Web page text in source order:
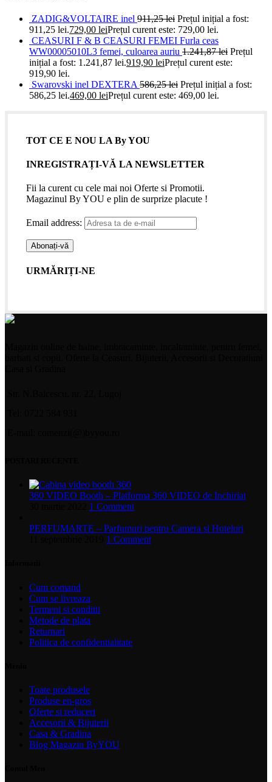
ZADIG&VOLTAIRE inel 911,25lei Prețul inițial a fost:
911,25 lei.729,00 leiPrețul curent este: 729,00 lei.
CEASURI F & B CEASURI FEMEI Furla ceas
WW00005010L3 femei, culoarea auriu 1.241,87lei Prețul
inițial a fost: 1.241,87 lei.919,90 leiPrețul curent este:
919,90 lei.
Swarovski inel DEXTERA 586,25lei Prețul inițial a fost:
586,25 lei.469,00 leiPrețul curent este: 469,00 lei.
TOT CE E NOU LA By YOU
INREGISTRAȚI-VĂ LA NEWSLETTER
Fii la curent cu cele mai noi Oferte si Promotii.
Magazinul By YOU e plin de surprize placute !
Email address:
URMĂRIȚI-NE
360 VIDEO Booth – Platforma 360 VIDEO de Inchiriat
1 Comment
PERFUMARTE – Parfumuri pentru Camera si Hoteluri
1 Comment
Cum comand
Cum se livreaza
Termeni si conditii
Metode de plata
Returnari
Politica de confidentialitate
Toate produsele
Produse en-gros
Oferte si reduceri
Accesorii & Bijuterii
Casa & Gradina
Blog Magazin ByYOU